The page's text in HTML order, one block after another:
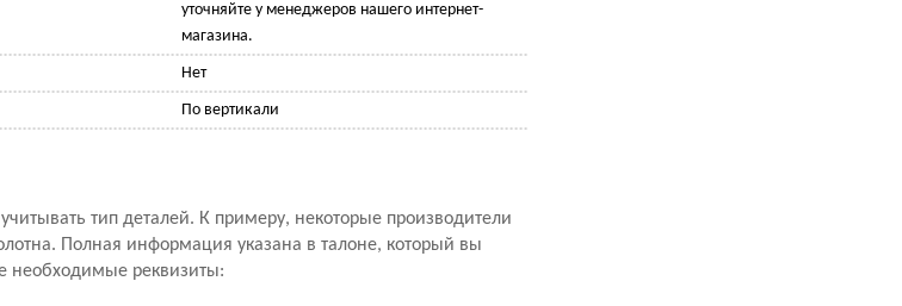
уточняйте у менеджеров нашего интернет-
магазина.
Нет
По вертикали
тип деталей. К примеру, некоторые производители
Полная информация указана в талоне, который вы
необходимые реквизиты: